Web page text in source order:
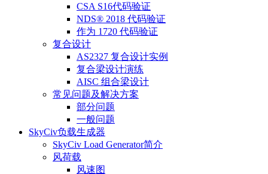
CSA S16代码验证
NDS® 2018 代码验证
作为 1720 代码验证
复合设计
AS2327 复合设计实例
复合梁设计演练
AISC 组合梁设计
常见问题及解决方案
部分问题
一般问题
SkyCiv负载生成器
SkyCiv Load Generator简介
风荷载
风速图